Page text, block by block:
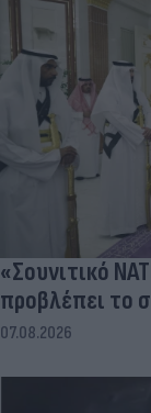
«Σουνιτικό
προβλέπει το
07.08.2026